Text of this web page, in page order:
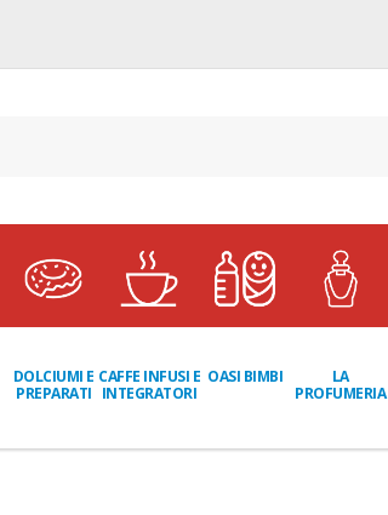
DOLCIUMI E
PREPARATI
CAFFE INFUSI E
INTEGRATORI
OASI BIMBI
LA
PROFUMERIA